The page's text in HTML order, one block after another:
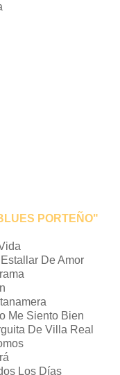
PORTEÑO"
De Amor
Me Siento Bien
De Villa Real
Los Días